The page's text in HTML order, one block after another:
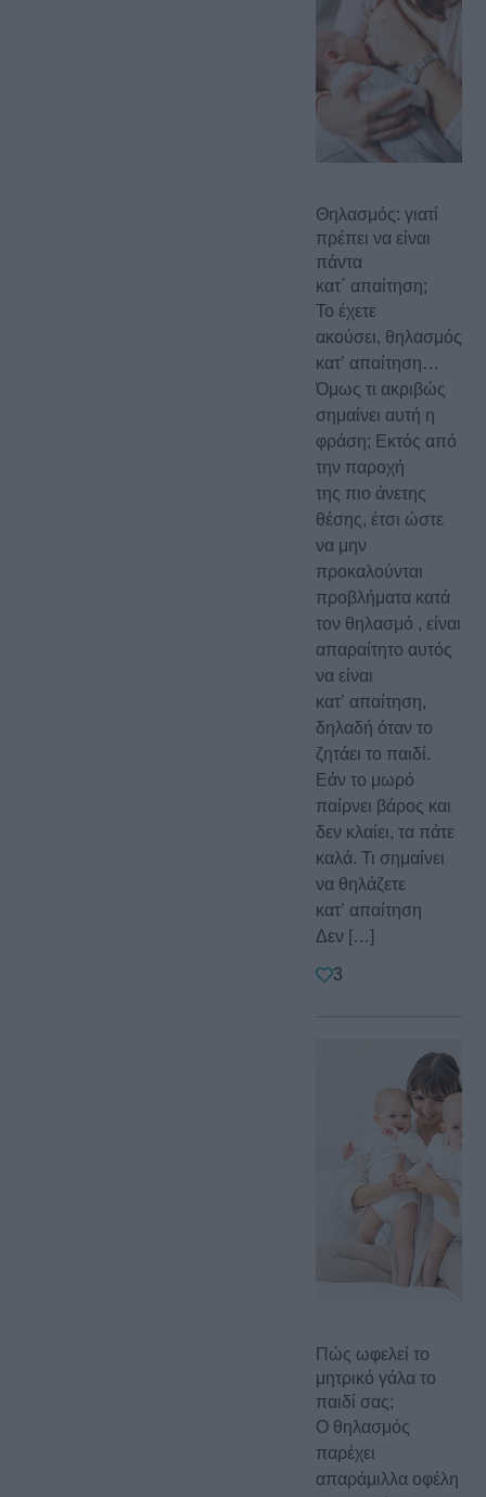
Θηλασμός: γιατί
πρέπει να είναι
πάντα
κατ΄ απαίτηση;
Το έχετε
ακούσει, θηλασμός
κατ’ απαίτηση…
Όμως τι ακριβώς
σημαίνει αυτή η
φράση; Εκτός από
την παροχή
της πιο άνετης
θέσης, έτσι ώστε
να μην
προκαλούνται
προβλήματα κατά
τον θηλασμό , είναι
απαραίτητο αυτός
να είναι
κατ’ απαίτηση,
δηλαδή όταν το
ζητάει το παιδί.
Εάν το μωρό
παίρνει βάρος και
δεν κλαίει, τα πάτε
καλά. Τι σημαίνει
να θηλάζετε
κατ’ απαίτηση
Δεν […]
3
Πώς ωφελεί το
μητρικό γάλα το
παιδί σας;
Ο θηλασμός
παρέχει
απαράμιλλα οφέλη